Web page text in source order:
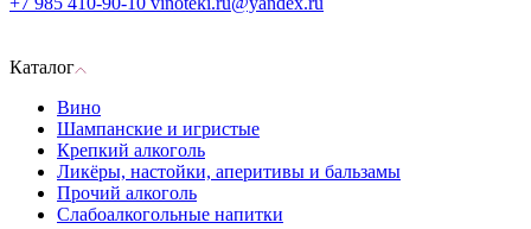
Каталог
Вино
Шампанские и игристые
Крепкий алкоголь
Ликёры, настойки, аперитивы и бальзамы
Прочий алкоголь
Слабоалкогольные напитки